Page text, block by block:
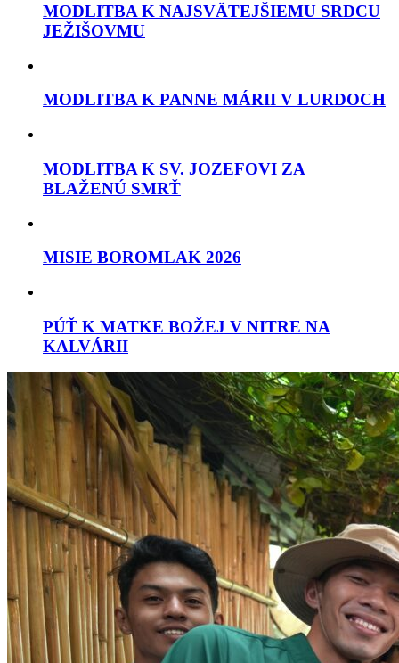
MODLITBA K NAJSVÄTEJŠIEMU SRDCU
JEŽIŠOVMU
MODLITBA K PANNE MÁRII V LURDOCH
MODLITBA K SV. JOZEFOVI ZA
BLAŽENÚ SMRŤ
MISIE BOROMLAK 2026
PÚŤ K MATKE BOŽEJ V NITRE NA
KALVÁRII